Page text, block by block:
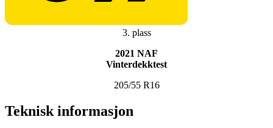
3. plass
2021 NAF
Vinterdekktest
205/55 R16
Teknisk informasjon